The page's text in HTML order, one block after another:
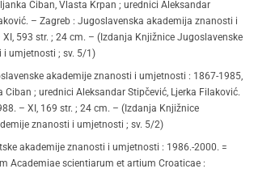
Ciban, Vlasta Krpan ; urednici Aleksandar
– Zagreb : Jugoslavenska akademija znanosti i
593 str. ; 24 cm. – (Izdanja Knjižnice Jugoslavenske
i umjetnosti ; sv. 5/1)
akademije znanosti i umjetnosti : 1867-1985,
Ciban ; urednici Aleksandar Stipčević, Ljerka Filaković.
– XI, 169 str. ; 24 cm. – (Izdanja Knjižnice
znanosti i umjetnosti ; sv. 5/2)
akademije znanosti i umjetnosti : 1986.-2000. =
Academiae scientiarum et artium Croaticae :